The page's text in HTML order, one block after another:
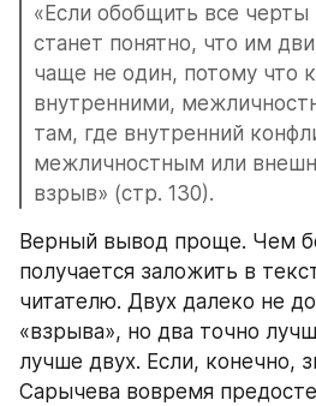
«Если обобщить все черты
станет понятно, что им
чаще не один, потому что
внутренними,
там, где внутренний
межличностным или
взрыв» (стр. 130).
Верный вывод проще. Чем
получается заложить в
читателю. Двух далеко не
«взрыва», но два точно
лучше двух. Если, конечно,
Сарычева вовремя